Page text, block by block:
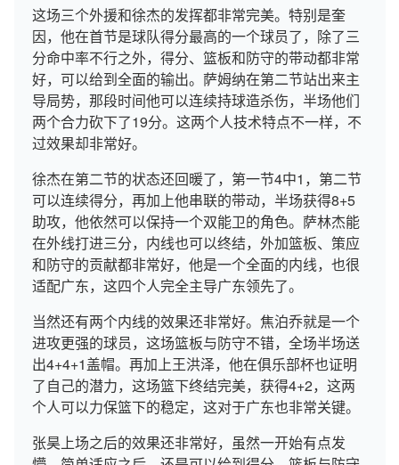
这场三个外援和徐杰的发挥都非常完美。特别是奎
因，他在首节是球队得分最高的一个球员了，除了三
分命中率不行之外，得分、篮板和防守的带动都非常
好，可以给到全面的输出。萨姆纳在第二节站出来主
导局势，那段时间他可以连续持球造杀伤，半场他们
两个合力砍下了19分。这两个人技术特点不一样，不
过效果却非常好。
徐杰在第二节的状态还回暖了，第一节4中1，第二节
可以连续得分，再加上他串联的带动，半场获得8+5
助攻，他依然可以保持一个双能卫的角色。萨林杰能
在外线打进三分，内线也可以终结，外加篮板、策应
和防守的贡献都非常好，他是一个全面的内线，也很
适配广东，这四个人完全主导广东领先了。
当然还有两个内线的效果还非常好。焦泊乔就是一个
进攻更强的球员，这场篮板与防守不错，全场半场送
出4+4+1盖帽。再加上王洪泽，他在俱乐部杯也证明
了自己的潜力，这场篮下终结完美，获得4+2，这两
个人可以力保篮下的稳定，这对于广东也非常关键。
张昊上场之后的效果还非常好，虽然一开始有点发